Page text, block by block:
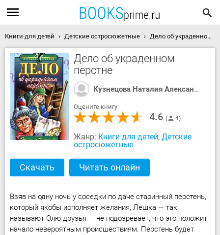
Книги для детей Детские остросюжетные Дело об украденном перстне скачать книгу
Дело об украденном
перстне
Кузнецова Наталия Александровна
Оцените книгу
4.6 4
Жанр: Книги для детей, Детские
остросюжетные
Скачать Читать онлайн
Взяв на одну ночь у соседки по даче старинный перстень,
который якобы исполняет желания, Лешка — так
называют Олю друзья — не подозревает, что это положит
начало невероятным происшествиям. Перстень будет